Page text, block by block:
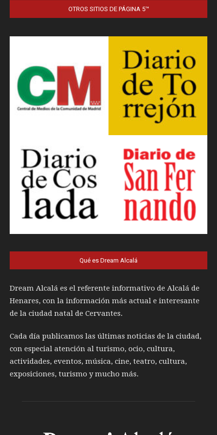
OTROS SITIOS DE PÁGINA 5™
Qué es Dream Alcalá
Dream Alcalá es el referente informativo de Alcalá de
Henares, con la información más actual e interesante
de la ciudad natal de Cervantes.
Cada día publicamos las últimas noticias de la ciudad,
con especial atención al turismo, ocio, cultura,
actividades, eventos, música, cine, teatro, cultura,
exposiciones, turismo y mucho más.